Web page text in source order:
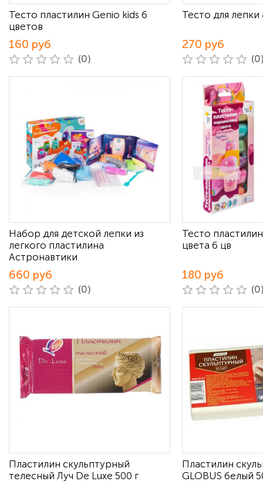
Тесто пластилин Genio kids 6
цветов
160 руб
(0)
Тесто для лепки
270 руб
Набор для детской лепки из
легкого пластилина
Астронавтики
660 руб
(0)
Тесто
цвета 6 цв
180 руб
Пластилин скульптурный
телесный Луч De Luxe 500 г
Пластилин
GLOBUS белый